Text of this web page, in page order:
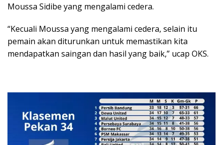
Moussa Sidibe yang mengalami cedera.
“Kecuali Moussa yang mengalami cedera, selain itu
pemain akan diturunkan untuk memastikan kita
mendapatkan saingan dan hasil yang baik,” ucap OKS.